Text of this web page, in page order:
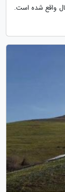
در جنوب شرق آسیا در 12 ماه سال واقع شده است.